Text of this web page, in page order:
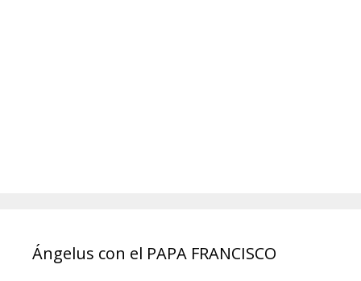
Ángelus con el PAPA FRANCISCO